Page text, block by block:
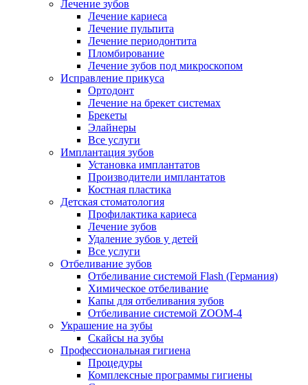
Лечение зубов
Лечение кариеса
Лечение пульпита
Лечение периодонтита
Пломбирование
Лечение зубов под микроскопом
Исправление прикуса
Ортодонт
Лечение на брекет системах
Брекеты
Элайнеры
Все услуги
Имплантация зубов
Установка имплантатов
Производители имплантатов
Костная пластика
Детская стоматология
Профилактика кариеса
Лечение зубов
Удаление зубов у детей
Все услуги
Отбеливание зубов
Отбеливание системой Flash (Германия)
Химическое отбеливание
Капы для отбеливания зубов
Отбеливание системой ZOOM-4
Украшение на зубы
Скайсы на зубы
Профессиональная гигиена
Процедуры
Комплексные программы гигиены